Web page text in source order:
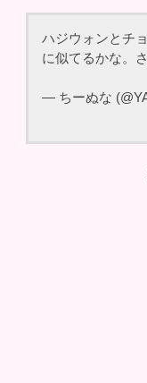
ハジウォンとチ
に似てるかな。
— ちーぬな